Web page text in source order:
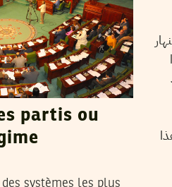
partis ou
systèmes les plus